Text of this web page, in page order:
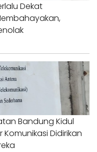
Dekat
Bandung Kidul
Komunikasi Didirikan